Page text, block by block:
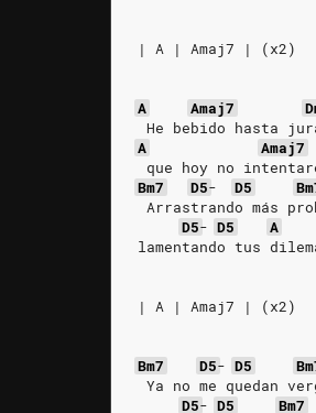
| A | Amaj7 | (x2)
A Amaj7
He bebido hasta
A
Amaj7
que hoy no
Bm7
D5- D5
Arrastrando más
D5- D5
A
lamentando tus
| A | Amaj7 | (x2)
Bm7 D5- D5
Ya no me quedan
D5- D5
Bm7